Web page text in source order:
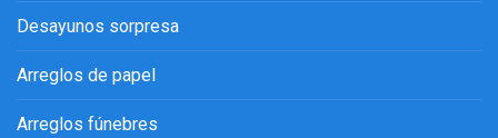
Desayunos sorpresa
Arreglos de papel
Arreglos fúnebres